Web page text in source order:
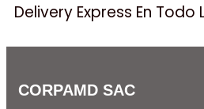
Delivery Express En
CORPAMD SAC